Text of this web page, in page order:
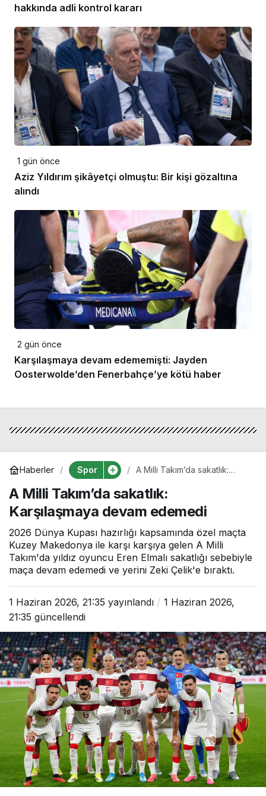
hakkında adli kontrol kararı
1 gün önce
Aziz Yıldırım şikâyetçi olmuştu: Bir kişi gözaltına
alındı
2 gün önce
Karşılaşmaya devam edememişti: Jayden
Oosterwolde’den Fenerbahçe’ye kötü haber
Haberler Spor
A Milli Takım’da sakatlık:
edemedi
A Milli Takım’da sakatlık:
Karşılaşmaya devam edemedi
2026 Dünya Kupası hazırlığı kapsamında özel maçta
Kuzey Makedonya ile karşı karşıya gelen A Milli
Takım'da yıldız oyuncu Eren Elmalı sakatlığı sebebiyle
maça devam edemedi ve yerini Zeki Çelik'e bıraktı.
1 Haziran 2026, 21:35 yayınlandı
1 Haziran 2026,
21:35 güncellendi